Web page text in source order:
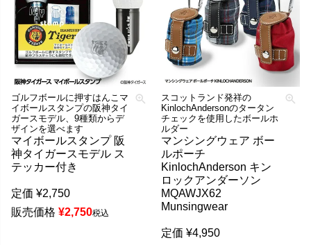
ゴルフボールに押すはんこマ
イボールスタンプの阪神タイ
ガースモデル、9種類からデ
ザインを選べます
マイボールスタンプ 阪
神タイガースモデル ス
テッカー付き
定価 ¥2,750
販売価格 ¥2,750税込
スコットランド発祥の
KinlochAndersonのタータン
チェックを使用したボールホ
ルダー
マンシングウェア ボー
ルポーチ
KinlochAnderson キン
ロックアンダーソン
MQAWJX62
Munsingwear
定価 ¥4,950